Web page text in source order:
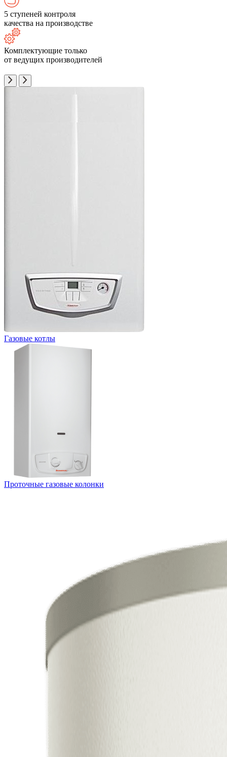
5 ступеней контроля
качества на производстве
Комплектующие только
от ведущих производителей
Газовые котлы
Проточные газовые колонки